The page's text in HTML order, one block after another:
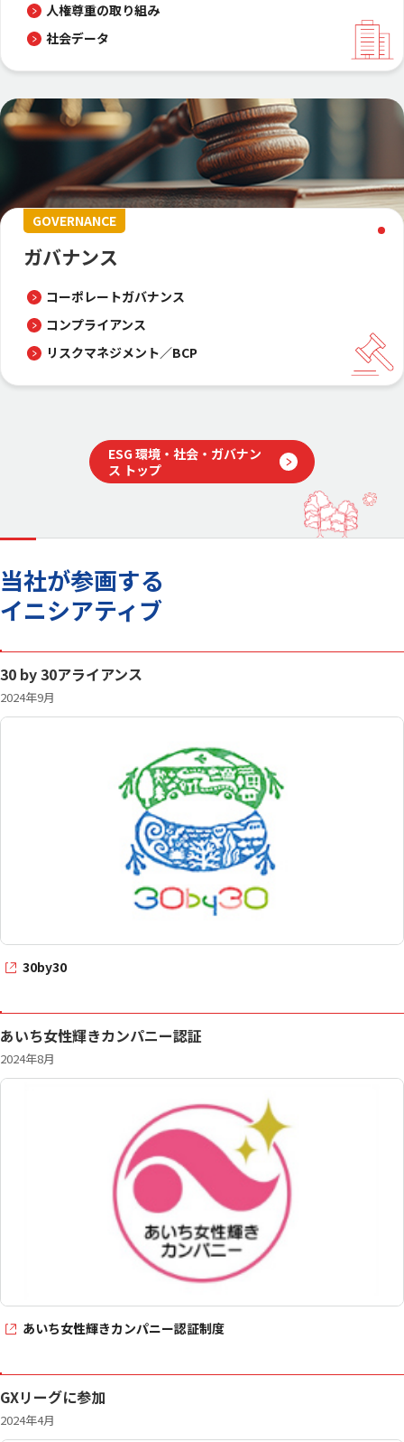
人権尊重の取り組み
社会データ
GOVERNANCE
ガバナンス
コーポレートガバナンス
コンプライアンス
リスクマネジメント／BCP
ESG 環境・社会・ガバナン
ス トップ
当社が参画する
イニシアティブ
30 by 30アライアンス
2024年9月
30by30
あいち女性輝きカンパニー認証
2024年8月
あいち女性輝きカンパニー認証制度
GXリーグに参加
2024年4月